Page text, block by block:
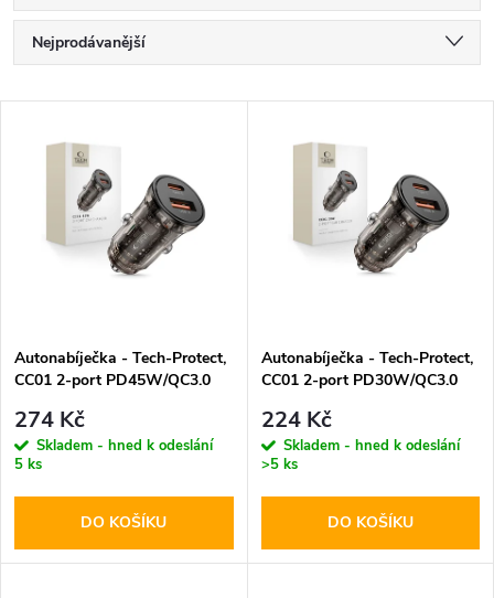
Ř
a
p
r
o
d
Nejprodávanější
Abecedně
s
p
r
o
d
Autonabíječka - Tech-Protect,
CC01 2-port PD45W/QC3.0
274 Kč
Skladem - hned k odeslání
5 ks
DO KOŠÍKU
Autonabíječka - Tech-Protect,
CC01 2-port PD30W/QC3.0
224 Kč
Skladem - hned k odeslání
>5 ks
DO KOŠÍKU